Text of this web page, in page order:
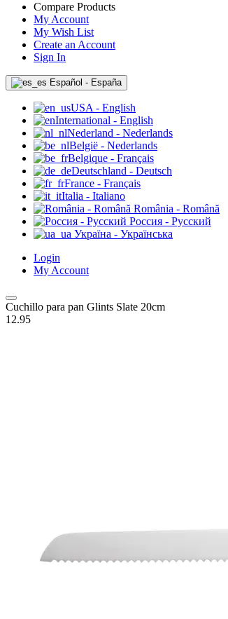
Compare Products
My Account
My Wish List
Create an Account
Sign In
Español - España
USA - English
International - English
Nederland - Nederlands
België - Nederlands
Belgique - Français
Deutschland - Deutsch
France - Français
Italia - Italiano
România - Română
Россия - Pyccкий
Україна - Українська
Login
My Account
Cuchillo para pan Glints Slate 20cm
12.95